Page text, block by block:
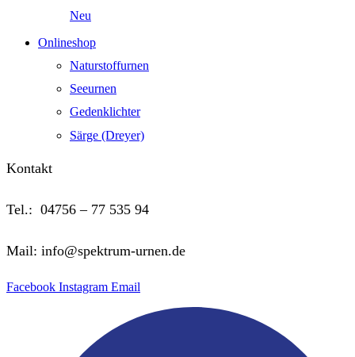
Neu
Onlineshop
Naturstoffurnen
Seeurnen
Gedenklichter
Särge (Dreyer)
Kontakt
Tel.: 04756 – 77 535 94
Mail: info@spektrum-urnen.de
Facebook Instagram Email